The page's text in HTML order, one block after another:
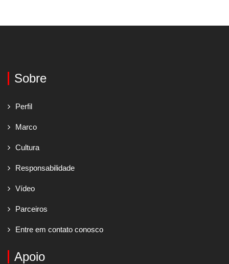
Sobre
Perfil
Marco
Cultura
Responsabilidade
Vídeo
Parceiros
Entre em contato conosco
Apoio